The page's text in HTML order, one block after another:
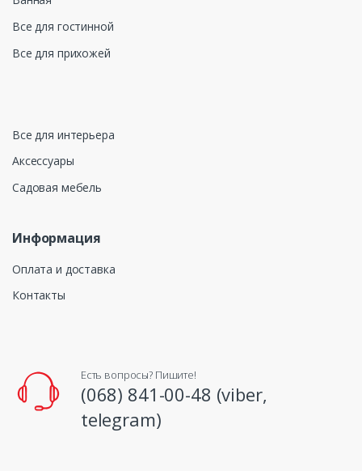
Все для гостинной
Все для прихожей
Все для интерьера
Аксессуары
Садовая мебель
Информация
Оплата и доставка
Контакты
Есть вопросы? Пишите!
(068) 841-00-48 (viber,
telegram)